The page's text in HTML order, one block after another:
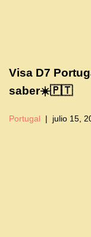
Visa D7
saber☀️🇵🇹
Portugal julio 15,